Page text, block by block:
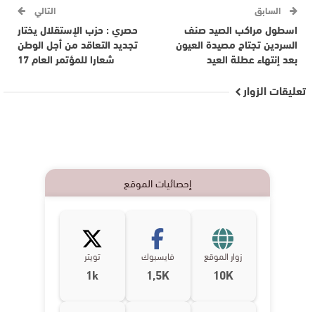
السابق
اسطول مراكب الصيد صنف
السردين تجتاح مصيدة العيون
بعد إنتهاء عطلة العيد
التالي
حصري : حزب الإستقلال يختار
تجديد التعاقد من أجل الوطن
شعارا للمؤتمر العام 17
تعليقات الزوار
إحصائيات الموقع
زوار الموقع
10K
فايسبوك
1,5K
تويتر
1k